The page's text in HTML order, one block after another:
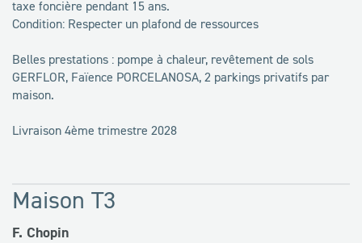
taxe foncière pendant 15 ans.
Condition: Respecter un plafond de ressources
Belles prestations : pompe à chaleur, revêtement de sols
GERFLOR, Faïence PORCELANOSA, 2 parkings privatifs par
maison.
Livraison 4ème trimestre 2028
Maison T3
F. Chopin